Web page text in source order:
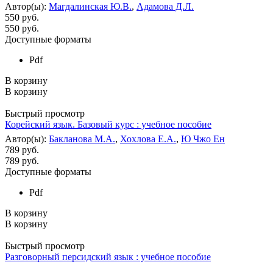
Автор(ы): Магдалинская Ю.В., Адамова Д.Л.
550 руб.
550 руб.
Доступные форматы
Pdf
В корзину
В корзину
Быстрый просмотр
Корейский язык. Базовый курс : учебное пособие
Автор(ы): Бакланова М.А., Хохлова Е.А., Ю Чжо Ен
789 руб.
789 руб.
Доступные форматы
Pdf
В корзину
В корзину
Быстрый просмотр
Разговорный персидский язык : учебное пособие